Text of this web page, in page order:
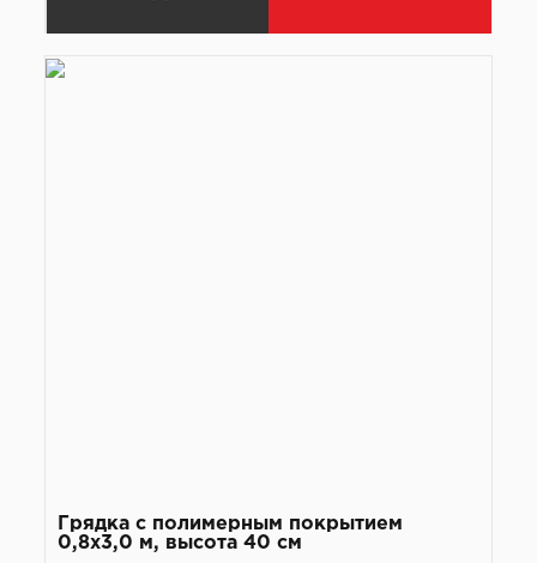
Грядка с полимерным покрытием
0,8х3,0 м, высота 40 см